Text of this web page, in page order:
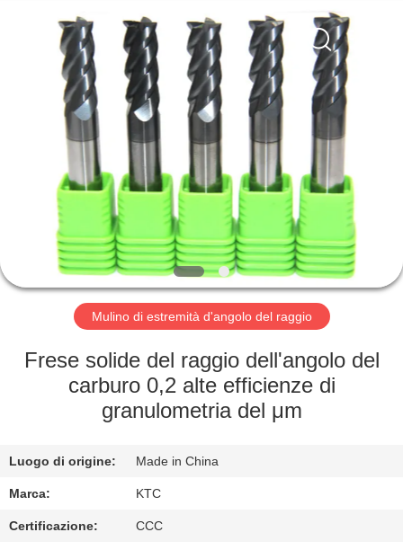
CASA
PRODOTTI
CIRCA
GIRO
DELLA
FABBRICA
CONTROLLO
QUALITÀ
CONTATTICI
Mulino di estremità d'angolo del raggio
Frese solide del raggio dell'angolo del
carburo 0,2 alte efficienze di
granulometria del μm
Luogo di origine: Made in China
Marca: KTC
Certificazione: CCC